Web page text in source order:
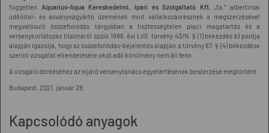
független Aquarius-Aqua Kereskedelmi, Ipari és Szolgáltató Kft. „fa.” albertirsai
üdítőital- és ásványvízgyártó üzemének mint vállalkozásrésznek a megszerzésével
megvalósuló összefonódás tárgyában a tisztességtelen piaci magatartás és a
versenykorlátozás tilalmáról szóló 1996. évi LVII. törvény 43/N. § (1) bekezdés b) pontja
alapján igazolja, hogy az összefonódás-bejelentés alapján a törvény 67. § (4) bekezdése
szerint vizsgálat elrendelésére okot adó körülmény nem áll fenn.
A vizsgáló döntéséhez az eljáró versenytanács egyetértésének beszerzése megtörtént.
Budapest, 2021. január 28.
Kapcsolódó anyagok